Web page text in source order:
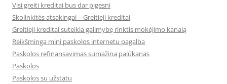
Visi greiti kreditai bus dar pigesni
Skolinkitės atsakingai – Greitieji kreditai
Greitieji kreditai suteikia galimybę rinktis mokėjimo kanalą
Reikšminga mini paskolos internetu pagalba
Paskolos refinansavimas sumažina palūkanas
Paskolos
Paskolos su užstatu